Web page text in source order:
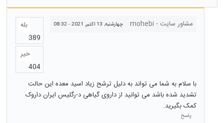
مشاور سایت - mohebi چهارشنبه, 13 اکتبر, 2021 - 08:32
بله
389
خیر
404
با سلام به شما می تواند به دلیل ترشح زیاد اسید معده این حالت
تشدید شده باشد می توانید از داروی گیاهی د-رگلیس ایران داروک
کمک بگیرید.
پاسخ